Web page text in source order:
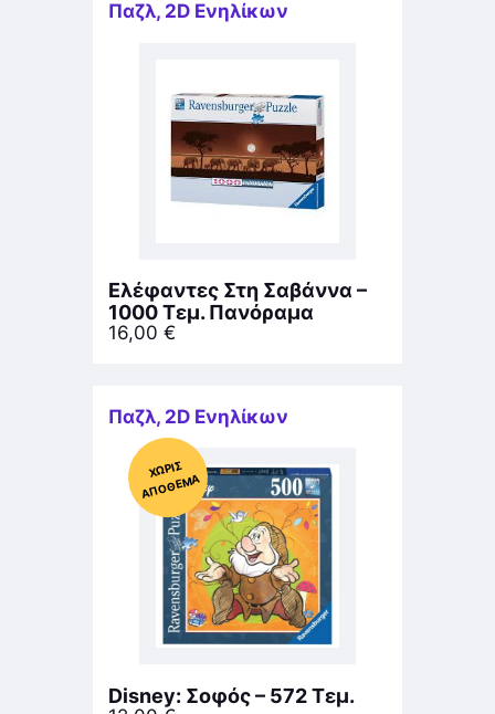
Παζλ, 2D Ενηλίκων
Ελέφαντες Στη Σαβάννα –
1000 Τεμ. Πανόραμα
16,00 €
Παζλ, 2D Ενηλίκων
Χ
ΩΡΊΣ
Α
Π
Ό
ΘΕ
ΜΑ
Disney: Σοφός – 572 Τεμ.